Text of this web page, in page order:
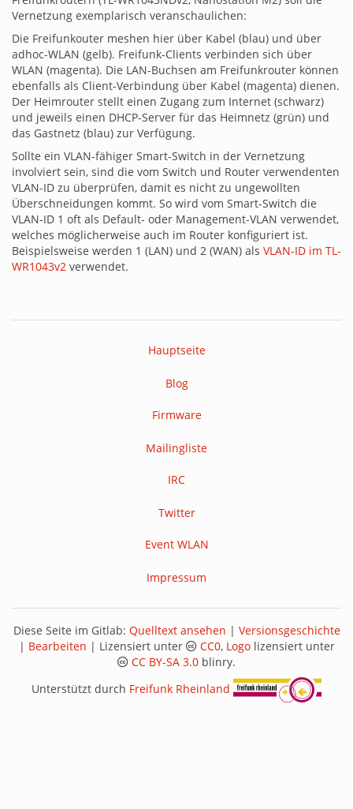
Vernetzung exemplarisch veranschaulichen:
Die Freifunkouter meshen hier über Kabel (blau) und über
adhoc-WLAN (gelb). Freifunk-Clients verbinden sich über
WLAN (magenta). Die LAN-Buchsen am Freifunkrouter können
ebenfalls als Client-Verbindung über Kabel (magenta) dienen.
Der Heimrouter stellt einen Zugang zum Internet (schwarz)
und jeweils einen DHCP-Server für das Heimnetz (grün) und
das Gastnetz (blau) zur Verfügung.
Sollte ein VLAN-fähiger Smart-Switch in der Vernetzung
involviert sein, sind die vom Switch und Router verwendenten
VLAN-ID zu überprüfen, damit es nicht zu ungewollten
Überschneidungen kommt. So wird vom Smart-Switch die
VLAN-ID 1 oft als Default- oder Management-VLAN verwendet,
welches möglicherweise auch im Router konfiguriert ist.
Beispielsweise werden 1 (LAN) und 2 (WAN) als VLAN-ID im TL-
WR1043v2 verwendet.
Hauptseite
Blog
Firmware
Mailingliste
IRC
Twitter
Event WLAN
Impressum
Diese Seite im Gitlab: Quelltext ansehen | Versionsgeschichte
| Bearbeiten | Lizensiert unter CC0, Logolizensiert unter
CC BY-SA 3.0 blinry.
Unterstützt durch Freifunk Rheinland